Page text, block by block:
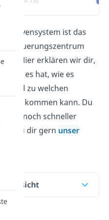
Nervensystem ist das
Steuerungszentrum
Hier erklären wir dir,
es hat, wie es
und zu welchen
es kommen kann. Du
noch schneller
Schau dir gern unser